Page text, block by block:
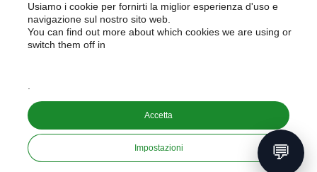
FORMAZIONE PER LE SCUOLE
FORMAZIONE PROFESSIONALE
PROGETTI EUROPEI
Copyright © 2026
Riproduzione Vietata
Informativa sulla privacy
💬
Usiamo i cookie per fornirti la miglior esperienza d'uso e
navigazione sul nostro sito web.
You can find out more about which cookies we are using or
switch them off in
Accetta
Impostazioni